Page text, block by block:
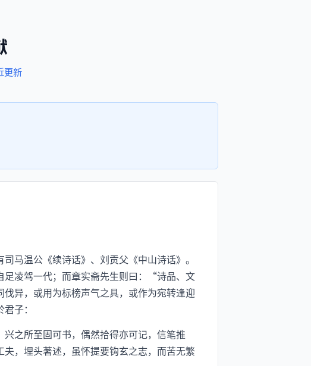
更新
马温公《续诗话》、刘贡父《中山诗话》。
足凌驾一代；而章实斋先生则曰：“诗品、文
异，或用为标榜声气之具，或作为宛转逢迎
子：
之所至固可书，偶然拾得亦可记，信笔推
，埋头著述，虽怀提要钩玄之志，而苦无繁